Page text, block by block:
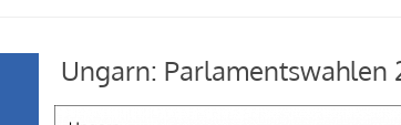
Ungarn: Parlamentswahlen